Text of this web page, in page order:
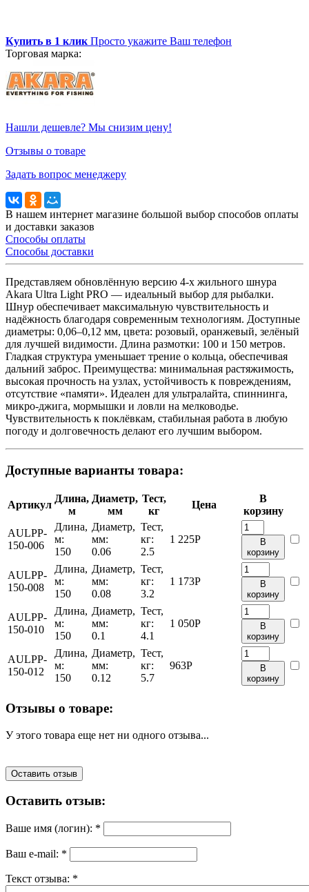
Купить в 1 клик Просто укажите Ваш телефон
Торговая марка:
Нашли дешевле? Мы снизим цену!
Отзывы о товаре
Задать вопрос менеджеру
В нашем интернет магазине большой выбор способов оплаты
и доставки заказов
Способы оплаты
Способы доставки
Представляем обновлённую версию 4-х жильного шнура
Akara Ultra Light PRO — идеальный выбор для рыбалки.
Шнур обеспечивает максимальную чувствительность и
надёжность благодаря современным технологиям. Доступные
диаметры: 0,06–0,12 мм, цвета: розовый, оранжевый, зелёный
для лучшей видимости. Длина размотки: 100 и 150 метров.
Гладкая структура уменьшает трение о кольца, обеспечивая
дальний заброс. Преимущества: минимальная растяжимость,
высокая прочность на узлах, устойчивость к повреждениям,
отсутствие «памяти». Идеален для ультралайта, спиннинга,
микро-джига, мормышки и ловли на мелководье.
Чувствительность к поклёвкам, стабильная работа в любую
погоду и долговечность делают его лучшим выбором.
Доступные варианты товара:
Артикул
Длина,
м
Диаметр,
мм
Тест,
кг
Цена
В
корзину
AULPP-
150-006
Длина,
м:
150
Диаметр,
мм:
0.06
Тест,
кг:
2.5
1 225Р
В
корзину
AULPP-
150-008
Длина,
м:
150
Диаметр,
мм:
0.08
Тест,
кг:
3.2
1 173Р
В
корзину
AULPP-
150-010
Длина,
м:
150
Диаметр,
мм:
0.1
Тест,
кг:
4.1
1 050Р
В
корзину
AULPP-
150-012
Длина,
м:
150
Диаметр,
мм:
0.12
Тест,
кг:
5.7
963Р
В
корзину
Отзывы о товаре:
У этого товара еще нет ни одного отзыва...
Оставить отзыв
Оставить отзыв:
Ваше имя (логин): *
Ваш e-mail: *
Текст отзыва: *